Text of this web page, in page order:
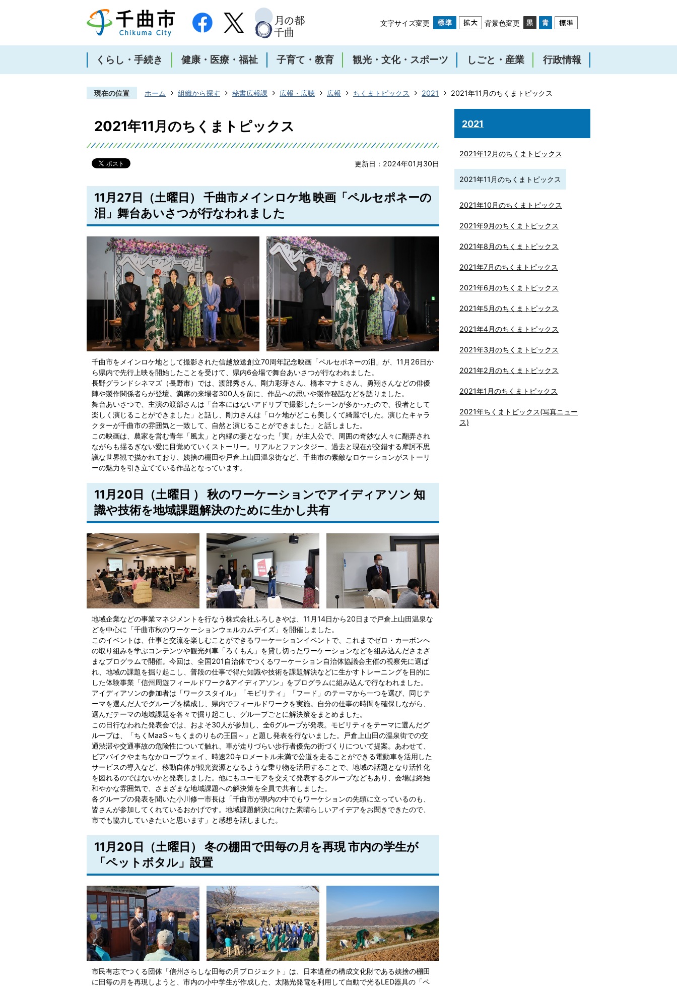
文字サイズ変更 背景色変更
くらし・手続き 健康・医療・福祉 子育て・教育 観光・文化・スポーツ しごと・産業 行政情報
現在の位置 ホーム 組織から探す 秘書広報課 広報・広聴 広報 ちくまトピックス 2021 2021年11月のちくまトピックス
2021年11月のちくまトピックス
更新日：2024年01月30日
11月27日（土曜日） 千曲市メインロケ地 映画「ペルセポネーの
泪」舞台あいさつが行なわれました
千曲市をメインロケ地として撮影された信越放送創立70周年記念映画「ペルセポネーの泪」が、11月26日か
ら県内で先行上映を開始したことを受けて、県内6会場で舞台あいさつが行なわれました。
長野グランドシネマズ（長野市）では、渡部秀さん、剛力彩芽さん、橋本マナミさん、勇翔さんなどの俳優
陣や製作関係者らが登壇。満席の来場者300人を前に、作品への思いや製作秘話などを語りました。
舞台あいさつで、主演の渡部さんは「台本にはないアドリブで撮影したシーンが多かったので、役者として
楽しく演じることができました」と話し、剛力さんは「ロケ地がどこも美しくて綺麗でした。演じたキャラ
クターが千曲市の雰囲気と一致して、自然と演じることができました」と話しました。
この映画は、農家を営む青年「風太」と内縁の妻となった「実」が主人公で、周囲の奇妙な人々に翻弄され
ながらも揺るぎない愛に目覚めていくストーリー。リアルとファンタジー、過去と現在が交錯する摩訶不思
議な世界観で描かれており、姨捨の棚田や戸倉上山田温泉街など、千曲市の素敵なロケーションがストーリ
ーの魅力を引き立てている作品となっています。
11月20日（土曜日 ） 秋のワーケーションでアイディアソン 知
識や技術を地域課題解決のために生かし共有
地域企業などの事業マネジメントを行なう株式会社ふろしきやは、11月14日から20日まで戸倉上山田温泉な
どを中心に「千曲市秋のワーケーションウェルカムデイズ」を開催しました。
このイベントは、仕事と交流を楽しむことができるワーケーションイベントで、これまでゼロ・カーボンへ
の取り組みを学ぶコンテンツや観光列車「ろくもん」を貸し切ったワーケーションなどを組み込んださまざ
まなプログラムで開催。今回は、全国201自治体でつくるワーケーション自治体協議会主催の視察先に選ば
れ、地域の課題を掘り起こし、普段の仕事で得た知識や技術を課題解決などに生かすトレーニングを目的に
した体験事業「信州周遊フィールドワーク&アイディアソン」をプログラムに組み込んで行なわれました。
アイディアソンの参加者は「ワークスタイル」「モビリティ」「フード」のテーマから一つを選び、同じテ
ーマを選んだ人でグループを構成し、県内でフィールドワークを実施。自分の仕事の時間を確保しながら、
選んだテーマの地域課題を各々で掘り起こし、グループごとに解決策をまとめました。
この日行なわれた発表会では、およそ30人が参加し、全6グループが発表。モビリティをテーマに選んだグ
ループは、「ちくMaaS～ちくまのりもの王国～」と題し発表を行ないました。戸倉上山田の温泉街での交
通渋滞や交通事故の危険性について触れ、車が走りづらい歩行者優先の街づくりについて提案。あわせて、
ビアバイクやまちなかロープウェイ、時速20キロメートル未満で公道を走ることができる電動車を活用した
サービスの導入など、移動自体が観光資源となるような乗り物を活用することで、地域の話題となり活性化
を図れるのではないかと発表しました。他にもユーモアを交えて発表するグループなどもあり、会場は終始
和やかな雰囲気で、さまざまな地域課題への解決策を全員で共有しました。
各グループの発表を聞いた小川修一市長は「千曲市が県内の中でもワーケションの先頭に立っているのも、
皆さんが参加してくれているおかげです。地域課題解決に向けた素晴らしいアイデアをお聞きできたので、
市でも協力していきたいと思います」と感想を話しました。
11月20日（土曜日） 冬の棚田で田毎の月を再現 市内の学生が
「ペットボタル」設置
市民有志でつくる団体「信州さらしな田毎の月プロジェクト」は、日本遺産の構成文化財である姨捨の棚田
に田毎の月を再現しようと、市内の小中学生が作成した、太陽光発電を利用して自動で光るLED器具の「ペ
2021
2021年12月のちくまトピックス
2021年11月のちくまトピックス
2021年10月のちくまトピックス
2021年9月のちくまトピックス
2021年8月のちくまトピックス
2021年7月のちくまトピックス
2021年6月のちくまトピックス
2021年5月のちくまトピックス
2021年4月のちくまトピックス
2021年3月のちくまトピックス
2021年2月のちくまトピックス
2021年1月のちくまトピックス
2021年ちくまトピックス(写真ニュー
ス)